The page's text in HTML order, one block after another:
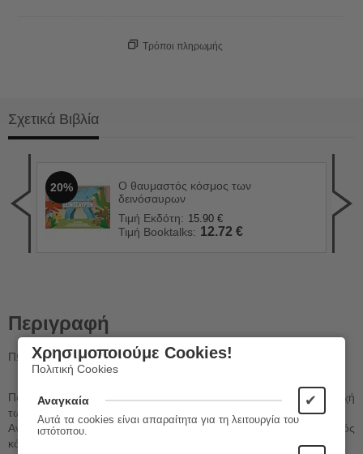
Τρόποι πληρωμής
Σχετικά Βιβλία
20%
Ο θαυμαστός κόσμος των
δεινόσαυρων
Τιμή Εκδότη: 15.90 €
Τιμή Booktalks: 12.72 €
Περιγραφή
ΠΩΣ ΖΟΥΣΑΝ;
Παρατηρήστε τις αναδιπλούμενες εικόνες και εξερευνήστε την εποχή
των δεινόσαυρων μέσα από τα παράθυρα γνώσης.
Ανασηκώστε τις έγχρωμες διαφάνειες και δείτε πώς ήταν ο τριασικός
κόσμος.
Χρησιμοποιούμε Cookies!
Πολιτική Cookies
Αναγκαία ✔
Αυτά τα cookies είναι απαραίτητα για τη λειτουργία του
ιστότοπου.